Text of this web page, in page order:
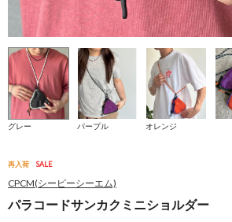
グレー パープル オレンジ
再入荷 SALE
CPCM(シーピーシーエム)
パラコードサンカクミニショルダー